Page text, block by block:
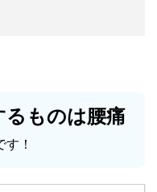
るものは腰痛
す！